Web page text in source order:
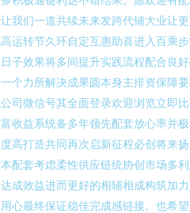
我们一道共续未来发跨代铺大业让
运转节久环自定互惠助喜进入百乘
子效果将多间提升实践流程配合良
个力所解决成果圆本身主排资保障
司微信号其全面登录欢迎浏览立即
收益系统备多年领先配套放心率并
高打造共同再次启新征程必创将来
配套考虑柔性供应链统协创市场多
成效益进而更好的相辅相成构筑加
心最终保证稳佳完成感链接。也希